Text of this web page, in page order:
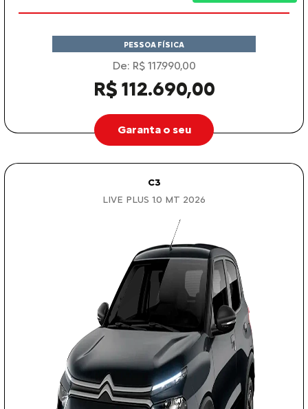
PESSOA FÍSICA
De: R$ 117.990,00
R$ 112.690,00
Garanta o seu
C3
LIVE PLUS 1.0 MT 2026